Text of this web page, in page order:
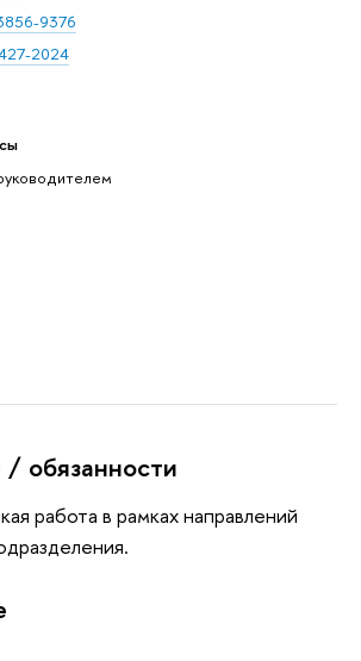
9376
2024
обязанности
работа в рамках направлений